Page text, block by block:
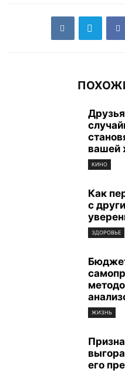
вашей
КИНО
Как
с
ЗДОРОВЬЕ
ЖИЗНЬ
его